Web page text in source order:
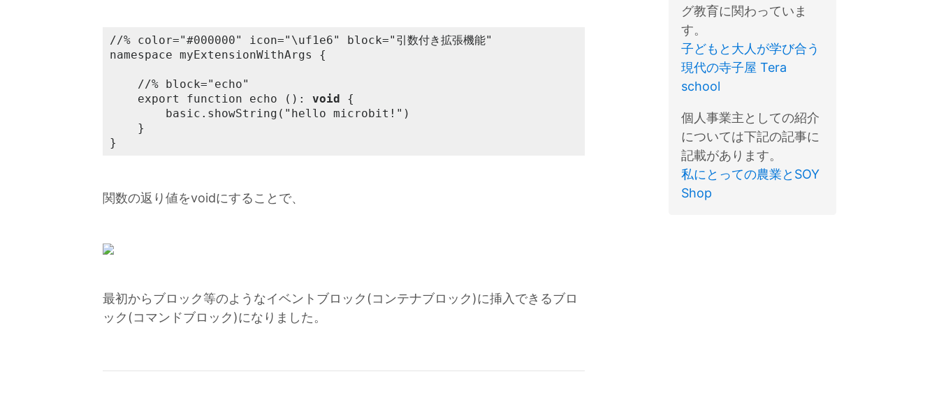
//% color="#000000" icon="\uf1e6" block="引数付き拡張機能"
namespace myExtensionWithArgs {
    //% block="echo"
    export function echo ():
void {
        basic.showString("hello microbit!")
    }
}
関数の返り値をvoidにすることで、
最初からブロック等のようなイベントブロック(コンテナブロック)に挿入できるブロ
ック(コマンドブロック)になりました。
グ教育に関わっていま
す。
子どもと大人が学び合う
現代の寺子屋 Tera
school
個人事業主としての紹介
については下記の記事に
記載があります。
私にとっての農業とSOY
Shop